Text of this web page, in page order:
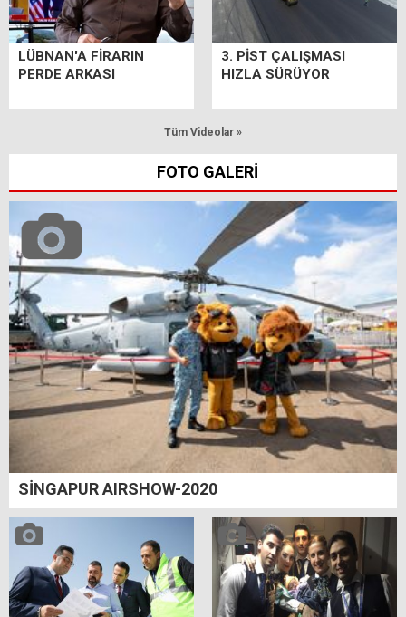
LÜBNAN'A FİRARIN
PERDE ARKASI
3. PİST ÇALIŞMASI
HIZLA SÜRÜYOR
Tüm Videolar »
FOTO GALERİ
SİNGAPUR AIRSHOW-2020